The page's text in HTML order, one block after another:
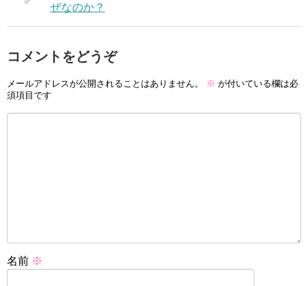
ぜなのか？
コメントをどうぞ
メールアドレスが公開されることはありません。 ※ が付いている欄は必
須項目です
名前 ※